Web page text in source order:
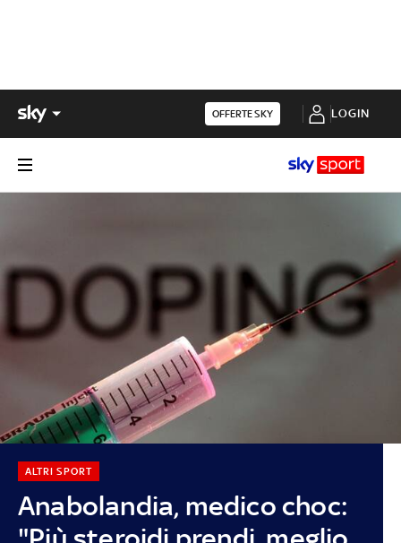
OFFERTE SKY LOGIN
Anabolandia, medico choc:
ALTRI SPORT